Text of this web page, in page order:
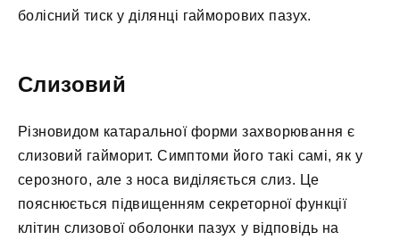
болісний тиск у ділянці гайморових пазух.
Слизовий
Різновидом катаральної форми захворювання є
слизовий гайморит. Симптоми його такі самі, як у
серозного, але з носа виділяється слиз. Це
пояснюється підвищенням секреторної функції
клітин слизової оболонки пазух у відповідь на